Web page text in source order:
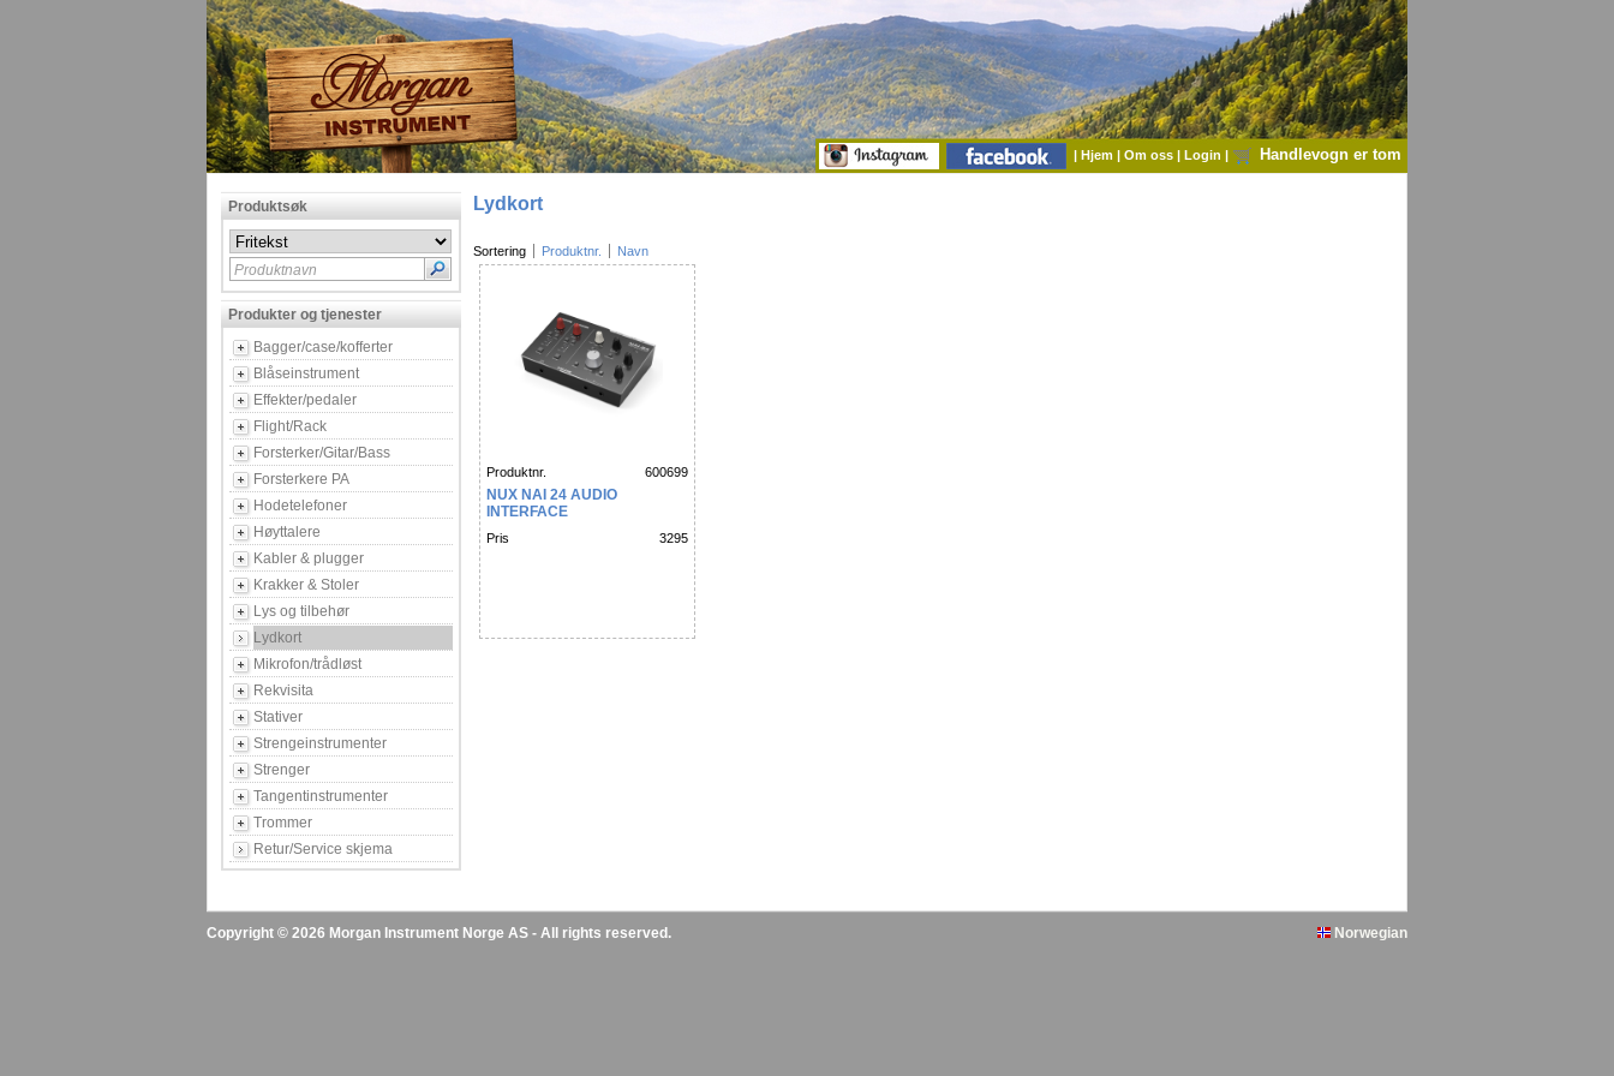
| Hjem | Om oss | Login | Handlevogn er tom
Produktsøk
Produktnavn
Produkter og tjenester
Bagger/case/kofferter
Blåseinstrument
Effekter/pedaler
Flight/Rack
Forsterker/Gitar/Bass
Forsterkere PA
Hodetelefoner
Høyttalere
Kabler & plugger
Krakker & Stoler
Lys og tilbehør
Lydkort
Mikrofon/trådløst
Rekvisita
Stativer
Strengeinstrumenter
Strenger
Tangentinstrumenter
Trommer
Retur/Service skjema
Lydkort
Sortering Produktnr. Navn
Produktnr. 600699
NUX NAI 24 AUDIO
INTERFACE
Pris 3295
Copyright © 2026 Morgan Instrument Norge AS - All rights reserved. Norwegian